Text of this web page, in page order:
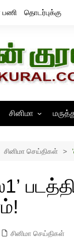
தொடர்புக்கு
சினிமா
திரைவிமர்சனம்
சினிமா செய்திகள்
சினிமா செய்திகள்